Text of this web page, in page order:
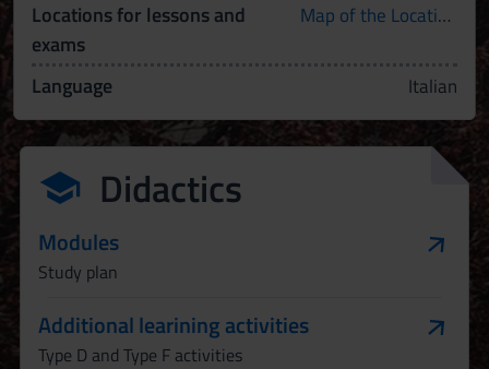
Locations for lessons and
exams
Map of the Locations
Language Italian
Didactics
Modules
Study plan
Additional learining activities
Type D and Type F activities